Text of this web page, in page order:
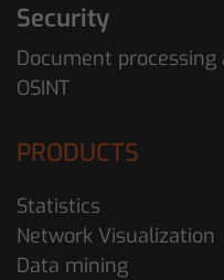
Security
Document
OSINT
PRODUCTS
Statistics
Network Visualization
Data mining